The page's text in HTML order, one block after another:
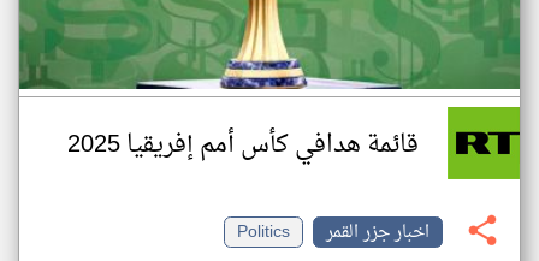
قائمة هدافي كأس أمم إفريقيا 2025
اخبار جزر القمر
Politics